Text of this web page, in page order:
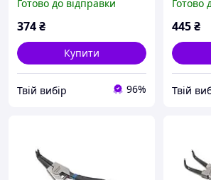
Готово до відправки
374₴
Купити
Твій вибір 96%
Готово
445₴
Твій